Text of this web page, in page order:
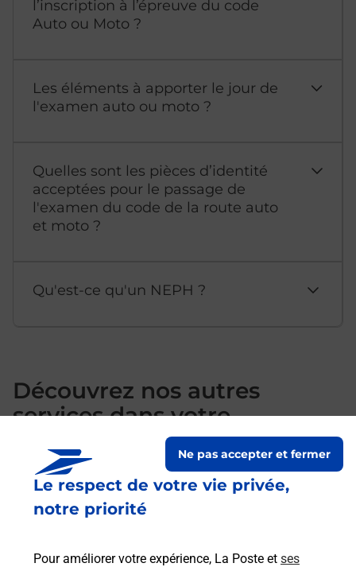
Le respect de votre vie privée,
notre priorité
Pour améliorer votre expérience, La Poste et ses
Ne pas accepter et fermer
l’inscription à l’épreuve du code
Auto ou Moto ?
Les éléments à apporter le jour de
l'examen auto ou moto ?
Quelles sont les pièces d’identité
acceptées pour le passage de
l'examen du code de la route auto
et moto ?
Qu'est-ce qu'un NEPH ?
Découvrez nos autres
services dans votre
département Aisne